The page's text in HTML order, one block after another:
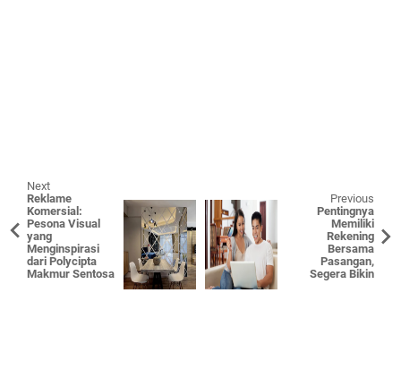
Next
Reklame
Komersial:
Pesona Visual
yang
Menginspirasi
dari Polycipta
Makmur Sentosa
Previous
Pentingnya
Memiliki
Rekening
Bersama
Pasangan,
Segera Bikin